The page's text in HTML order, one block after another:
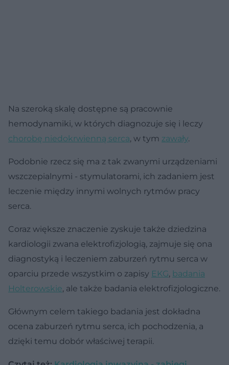
Na szeroką skalę dostępne są pracownie
hemodynamiki, w których diagnozuje się i leczy
chorobę niedokrwienną serca, w tym zawały.
Podobnie rzecz się ma z tak zwanymi urządzeniami
wszczepialnymi - stymulatorami, ich zadaniem jest
leczenie między innymi wolnych rytmów pracy
serca.
Coraz większe znaczenie zyskuje także dziedzina
kardiologii zwana elektrofizjologią, zajmuje się ona
diagnostyką i leczeniem zaburzeń rytmu serca w
oparciu przede wszystkim o zapisy EKG, badania
Holterowskie, ale także badania elektrofizjologiczne.
Głównym celem takiego badania jest dokładna
ocena zaburzeń rytmu serca, ich pochodzenia, a
dzięki temu dobór właściwej terapii.